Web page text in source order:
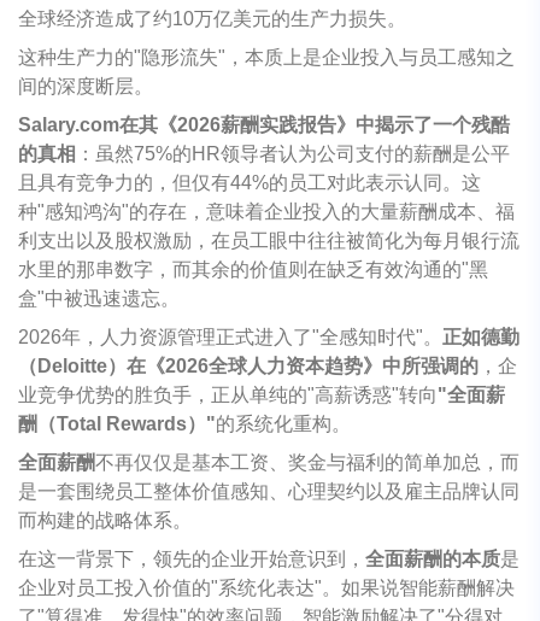
全球经济造成了约10万亿美元的生产力损失。
这种生产力的"隐形流失"，本质上是企业投入与员工感知之
间的深度断层。
Salary.com在其《2026薪酬实践报告》中揭示了一个残酷
的真相 ：虽然75%的HR领导者认为公司支付的薪酬是公平
且具有竞争力的，但仅有44%的员工对此表示认同。这
种"感知鸿沟"的存在，意味着企业投入的大量薪酬成本、福
利支出以及股权激励，在员工眼中往往被简化为每月银行流
水里的那串数字，而其余的价值则在缺乏有效沟通的"黑
盒"中被迅速遗忘。
2026年，人力资源管理正式进入了"全感知时代"。 正如德勤
（Deloitte）在《2026全球人力资本趋势》中所强调的 ，企
业竞争优势的胜负手，正从单纯的"高薪诱惑"转向"全面薪
酬（Total Rewards）"的系统化重构。
全面薪酬不再仅仅是基本工资、奖金与福利的简单加总，而
是一套围绕员工整体价值感知、心理契约以及雇主品牌认同
而构建的战略体系。
在这一背景下，领先的企业开始意识到， 全面薪酬的本质是
企业对员工投入价值的"系统化表达"。如果说智能薪酬解决